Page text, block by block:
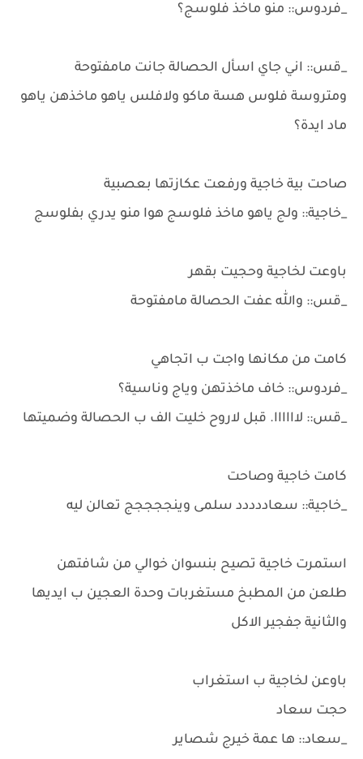
_فردوس:: منو ماخذ فلوسج؟
_قس:: اني جاي اسأل الحصالة جانت مامفتوحة
ومتروسة فلوس هسة ماكو ولافلس ياهو ماخذهن ياهو
ماد ايدة؟
صاحت بية خاجية ورفعت عكازتها بعصبية
_خاجية:: ولج ياهو ماخذ فلوسج هوا منو يدري بفلوسج
باوعت لخاجية وحجيت بقهر
_قس:: والله عفت الحصالة مامفتوحة
كامت من مكانها واجت ب اتجاهي
_فردوس:: خاف ماخذتهن وياج وناسية؟
_قس:: لاااااا. قبل لاروح خليت الف ب الحصالة وضميتها
كامت خاجية وصاحت
_خاجية:: سعاددددد سلمى وينججججج تعالن ليه
استمرت خاجية تصيح بنسوان خوالي من شافتهن
طلعن من المطبخ مستغربات وحدة العجين ب ايديها
والثانية جفجير الاكل
باوعن لخاجية ب استغراب
حجت سعاد
_سعاد:: ها عمة خيرج شصاير